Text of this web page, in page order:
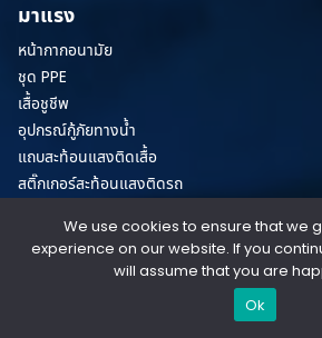
มาแรง
หน้ากากอนามัย
ชุด PPE
เสื้อชูชีพ
อุปกรณ์กู้ภัยทางน้ำ
แถบสะท้อนแสงติดเสื้อ
สติ๊กเกอร์สะท้อนแสงติดรถ
© Copyright 2026 All Rights
Terms & Conditions /
We use cookies to ensure that we
experience on our website. If you
will assume that you are
Ok